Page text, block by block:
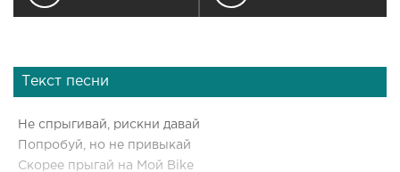
Текст песни
Не спрыгивай, рискни давай
Попробуй, но не привыкай
Скорее прыгай на Мой Bike